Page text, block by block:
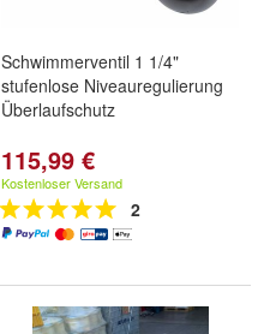
Schwimmerventil 1 1/4"
stufenlose Niveauregulierung
Überlaufschutz
115,99 €
Kostenloser Versand
2